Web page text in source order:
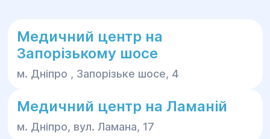
Медичний центр на
Запорізькому шосе
м. Дніпро , Запорізьке шосе, 4
Медичний центр на Ламаній
м. Дніпро, вул. Ламана, 17